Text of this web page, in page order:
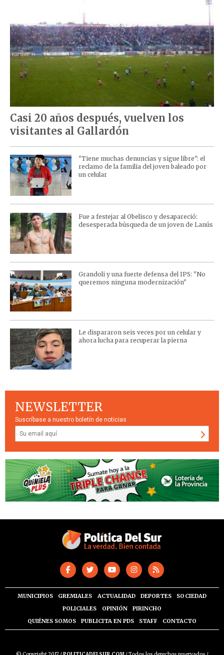
Casi 20 años después, vuelven los
visitantes al Gallardón
"Tiene muchas denuncias y sigue libre": el
reclamo de la familia del joven baleado por
un celular
Fue a festejar al Obelisco y desapareció:
desesperada búsqueda de un joven de Lanús
Grandoli y una fuerte defensa del IPS: "No
queremos ninguna modernización"
Le dispararon seis veces por un celular y
ahora lucha para recuperar la pierna
NEWSLETTER
Suscríbase a nuestro boletín de noticias
MUNICIPIOS GREMIALES ACTUALIDAD DEPORTES
SOCIEDAD
POLICIALES
OPINIÓN
PIRINCHO
QUIÉNES SOMOS
PUBLICITA EN PDS STAFF CONTACTO